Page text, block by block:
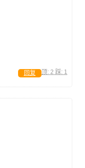
顶: 2 踩: 1
回复